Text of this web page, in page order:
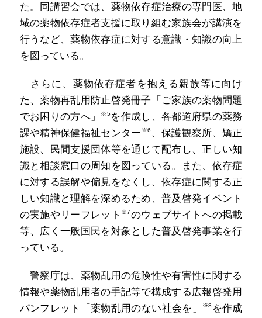
た。同講習会では、薬物依存症治療の専門医、地
域の薬物依存症者支援に取り組む家族会が講演を
行うなど、薬物依存症に対する意識・知識の向上
を図っている。
さらに、薬物依存症者を抱える親族等に向け
た、薬物再乱用防止啓発冊子「ご家族の薬物問題
でお困りの方へ」
※5を作成し、各都道府県の薬務
課や精神保健福祉センター ※6 、保護観察所、矯正
施設、民間支援団体等を通じて配布し、正しい知
識と相談窓口の周知を図っている。また、依存症
に対する誤解や偏見をなくし、依存症に関する正
しい知識と理解を深めるため、普及啓発イベント
の実施やリーフレット ※7のウェブサイトへの掲載
等、広く一般国民を対象とした普及啓発事業を行
っている。
警察庁は、薬物乱用の危険性や有害性に関する
情報や薬物乱用者の手記等で構成する広報啓発用
パンフレット「薬物乱用のない社会を」
※8 を作成